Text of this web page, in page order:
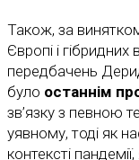
Також, за
Європі і
передбачень
було останнім
зв’язку з певною
уявному, тоді як
контексті